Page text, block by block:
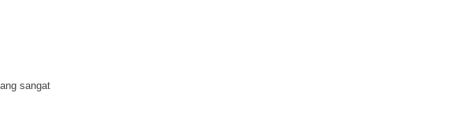
sangat